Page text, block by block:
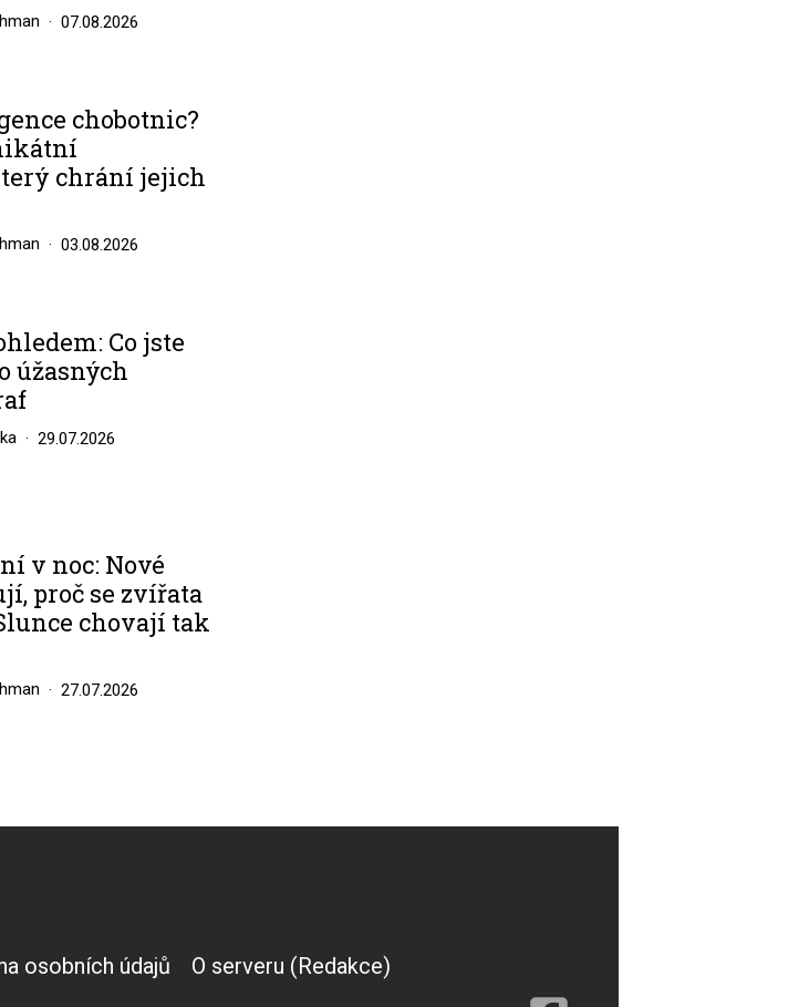
07.08.2026
chobotnic?
chrání jejich
03.08.2026
Co jste
úžasných
29.07.2026
v noc: Nové
proč se zvířata
chovají tak
27.07.2026
osobních údajů O serveru (Redakce)